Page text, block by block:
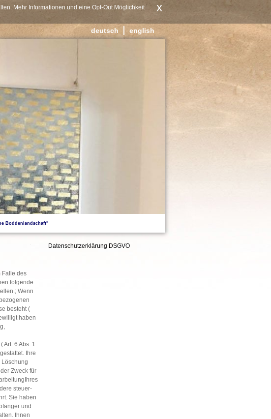
Mehr Informationen und eine Opt-Out Möglichkeit
x
deutsch english
Boddenlandschaft"
Falle des
folgende
Wenn
besteht (
haben
Art. 6 Abs. 1
Ihre
Zweck für
steuer-
Sie haben
und
Ihnen
Datenschutzerklärung DSGVO